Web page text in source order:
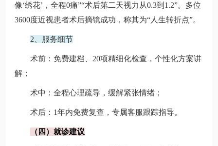
像‘绣花’，全程0痛”“术后第二天视力从0.3到1.2”。多位
3600度近视患者术后摘镜成功，称其为“人生转折点”。
2、服务细节
术前：免费建档、20项精细化检查，个性化方案讲
解；
术中：全程心理疏导，缓解紧张情绪；
术后：1年内免费复查，专属客服跟踪指导。
（四）就诊建议